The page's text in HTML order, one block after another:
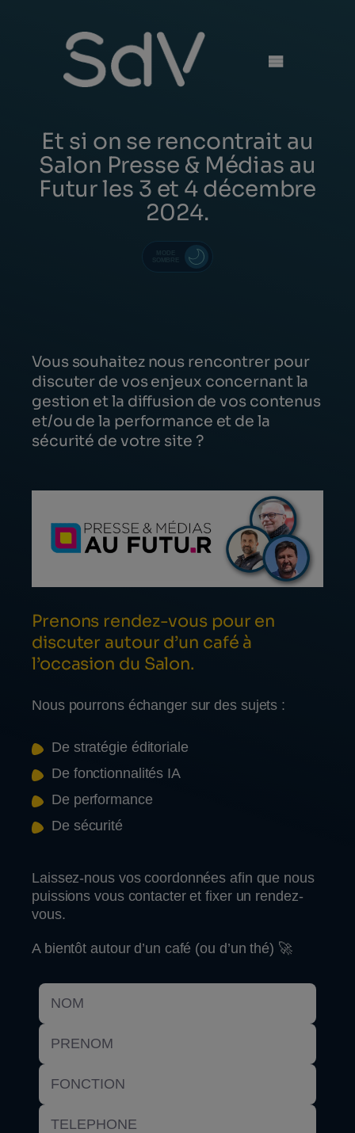
Et si on se rencontrait au
Salon Presse & Médias au
Futur les 3 et 4 décembre
2024.
Vous souhaitez nous rencontrer pour
discuter de vos enjeux concernant la
gestion et la diffusion de vos contenus
et/ou de la performance et de la
sécurité de votre site ?
Prenons rendez-vous pour en
discuter autour d’un café à
l’occasion du Salon.
Nous pourrons échanger sur des sujets :
De stratégie éditoriale
De fonctionnalités IA
De performance
De sécurité
Laissez-nous vos coordonnées afin que nous
puissions vous contacter et fixer un rendez-
vous.
A bientôt autour d’un café (ou d’un thé) 🚀